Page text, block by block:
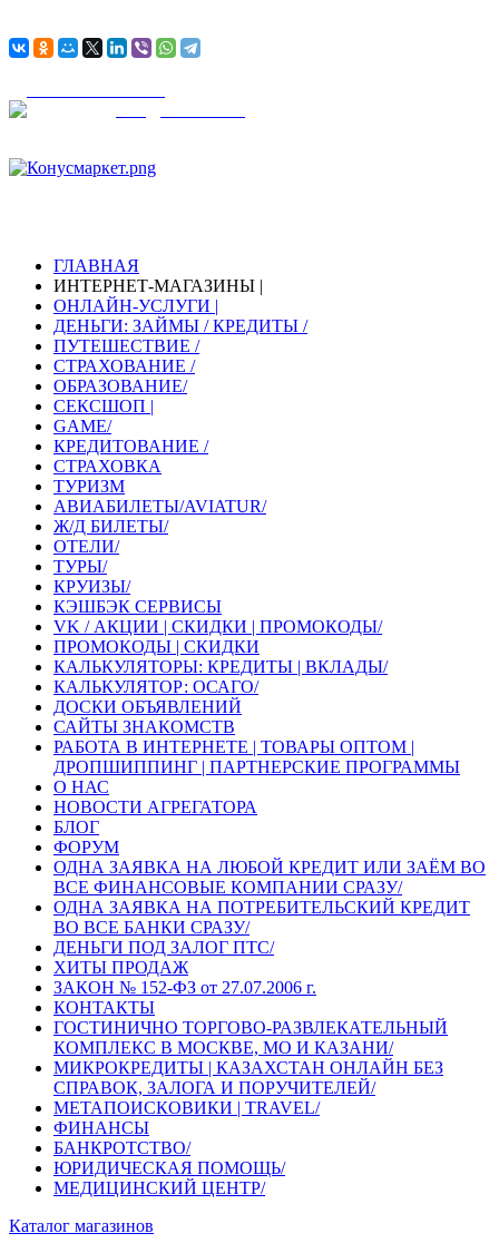
ГЛАВНАЯ
ИНТЕРНЕТ-МАГАЗИНЫ |
ОНЛАЙН-УСЛУГИ |
ДЕНЬГИ: ЗАЙМЫ / КРЕДИТЫ /
ПУТЕШЕСТВИЕ /
СТРАХОВАНИЕ /
ОБРАЗОВАНИЕ/
СЕКСШОП |
GAME/
КРЕДИТОВАНИЕ /
СТРАХОВКА
ТУРИЗМ
АВИАБИЛЕТЫ/AVIATUR/
Ж/Д БИЛЕТЫ/
ОТЕЛИ/
ТУРЫ/
КРУИЗЫ/
КЭШБЭК СЕРВИСЫ
VK / АКЦИИ | СКИДКИ | ПРОМОКОДЫ/
ПРОМОКОДЫ | СКИДКИ
КАЛЬКУЛЯТОРЫ: КРЕДИТЫ | ВКЛАДЫ/
КАЛЬКУЛЯТОР: ОСАГО/
ДОСКИ ОБЪЯВЛЕНИЙ
САЙТЫ ЗНАКОМСТВ
РАБОТА В ИНТЕРНЕТЕ | ТОВАРЫ ОПТОМ |
ДРОПШИППИНГ | ПАРТНЕРСКИЕ ПРОГРАММЫ
О НАС
НОВОСТИ АГРЕГАТОРА
БЛОГ
ФОРУМ
ОДНА ЗАЯВКА НА ЛЮБОЙ КРЕДИТ ИЛИ ЗАЁМ ВО
ВСЕ ФИНАНСОВЫЕ КОМПАНИИ СРАЗУ/
ОДНА ЗАЯВКА НА ПОТРЕБИТЕЛЬСКИЙ КРЕДИТ
ВО ВСЕ БАНКИ СРАЗУ/
ДЕНЬГИ ПОД ЗАЛОГ ПТС/
ХИТЫ ПРОДАЖ
ЗАКОН № 152-ФЗ от 27.07.2006 г.
КОНТАКТЫ
ГОСТИНИЧНО ТОРГОВО-РАЗВЛЕКАТЕЛЬНЫЙ
КОМПЛЕКС В МОСКВЕ, МО И КАЗАНИ/
МИКРОКРЕДИТЫ | КАЗАХСТАН ОНЛАЙН БЕЗ
СПРАВОК, ЗАЛОГА И ПОРУЧИТЕЛЕЙ/
МЕТАПОИСКОВИКИ | TRAVEL/
ФИНАНСЫ
БАНКРОТСТВО/
ЮРИДИЧЕСКАЯ ПОМОЩЬ/
МЕДИЦИНСКИЙ ЦЕНТР/
Каталог магазинов